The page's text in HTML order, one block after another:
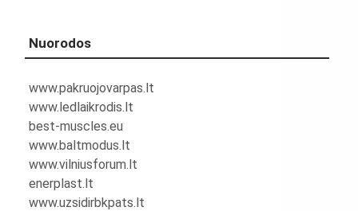
Nuorodos
www.pakruojovarpas.lt
www.ledlaikrodis.lt
best-muscles.eu
www.baltmodus.lt
www.vilniusforum.lt
enerplast.lt
www.uzsidirbkpats.lt